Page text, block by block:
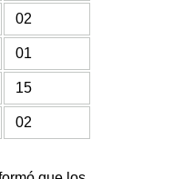
02
01
15
02